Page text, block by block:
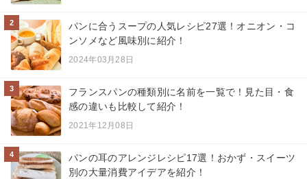
2
パンに合うスープの人気レシピ27選！オニオン・コ
ンソメなど風味別に紹介！
2024年03月28日
3
フランスパンの種類別に名前を一覧で！見た目・食
感の違いも比較して紹介！
2021年12月08日
4
パンの耳のアレンジレシピ17選！おかず・スイーツ
別の大量消費アイデアを紹介！